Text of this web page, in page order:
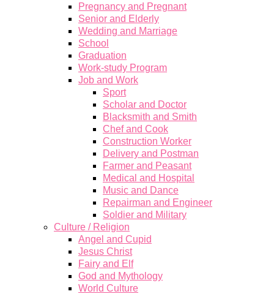
Pregnancy and Pregnant
Senior and Elderly
Wedding and Marriage
School
Graduation
Work-study Program
Job and Work
Sport
Scholar and Doctor
Blacksmith and Smith
Chef and Cook
Construction Worker
Delivery and Postman
Farmer and Peasant
Medical and Hospital
Music and Dance
Repairman and Engineer
Soldier and Military
Culture / Religion
Angel and Cupid
Jesus Christ
Fairy and Elf
God and Mythology
World Culture